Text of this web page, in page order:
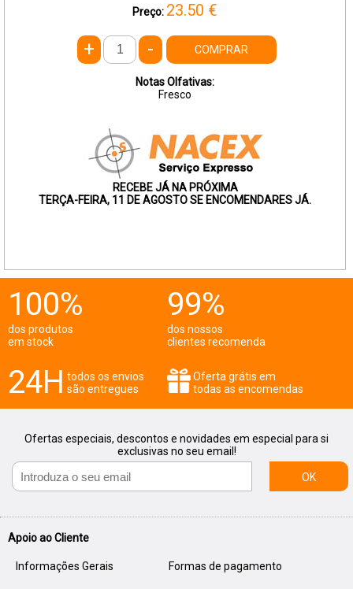
Preço: 23.50 €
+ - COMPRAR
Notas Olfativas:
Fresco
RECEBE JÁ NA PRÓXIMA
TERÇA-FEIRA, 11 DE AGOSTO SE ENCOMENDARES JÁ.
100%
dos produtos
em stock
99%
dos nossos
clientes recomenda
24H todos os envios
são entregues
Oferta grátis em
todas as encomendas
Ofertas especiais, descontos e novidades em especial para si
exclusivas no seu email!
OK
Apoio ao Cliente
Informações Gerais Formas de pagamento